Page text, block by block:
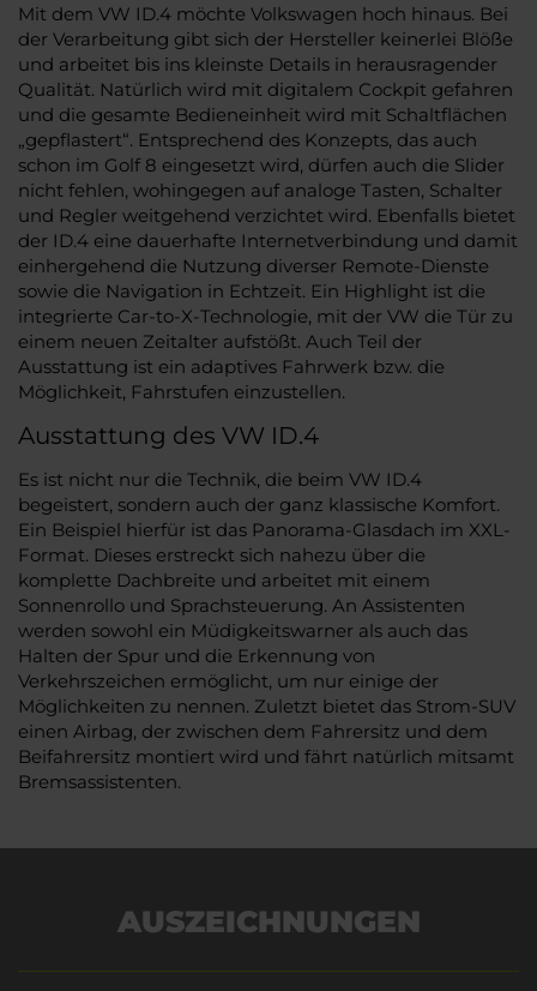
Mit dem VW ID.4 möchte Volkswagen hoch hinaus. Bei
der Verarbeitung gibt sich der Hersteller keinerlei Blöße
und arbeitet bis ins kleinste Details in herausragender
Qualität. Natürlich wird mit digitalem Cockpit gefahren
und die gesamte Bedieneinheit wird mit Schaltflächen
„gepflastert“. Entsprechend des Konzepts, das auch
schon im Golf 8 eingesetzt wird, dürfen auch die Slider
nicht fehlen, wohingegen auf analoge Tasten, Schalter
und Regler weitgehend verzichtet wird. Ebenfalls bietet
der ID.4 eine dauerhafte Internetverbindung und damit
einhergehend die Nutzung diverser Remote-Dienste
sowie die Navigation in Echtzeit. Ein Highlight ist die
integrierte Car-to-X-Technologie, mit der VW die Tür zu
einem neuen Zeitalter aufstößt. Auch Teil der
Ausstattung ist ein adaptives Fahrwerk bzw. die
Möglichkeit, Fahrstufen einzustellen.
Ausstattung des VW ID.4
Es ist nicht nur die Technik, die beim VW ID.4
begeistert, sondern auch der ganz klassische Komfort.
Ein Beispiel hierfür ist das Panorama-Glasdach im XXL-
Format. Dieses erstreckt sich nahezu über die
komplette Dachbreite und arbeitet mit einem
Sonnenrollo und Sprachsteuerung. An Assistenten
werden sowohl ein Müdigkeitswarner als auch das
Halten der Spur und die Erkennung von
Verkehrszeichen ermöglicht, um nur einige der
Möglichkeiten zu nennen. Zuletzt bietet das Strom-SUV
einen Airbag, der zwischen dem Fahrersitz und dem
Beifahrersitz montiert wird und fährt natürlich mitsamt
Bremsassistenten.
AUSZEICHNUNGEN